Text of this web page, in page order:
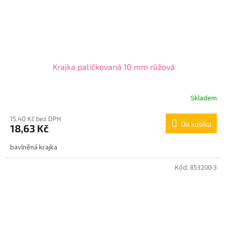
Krajka paličkovaná 10 mm růžová
Skladem
15,40 Kč bez DPH
18,63 Kč Do košíku
bavlněná krajka
Kód: 853200-3